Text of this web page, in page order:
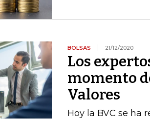
BOLSAS 21/12/2020
Los
momento
Valores
Hoy la BVC se ha